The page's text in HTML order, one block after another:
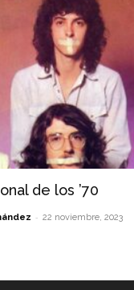
de los ’70
- 22 noviembre, 2023